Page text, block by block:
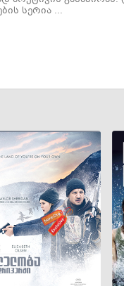
სერია ...